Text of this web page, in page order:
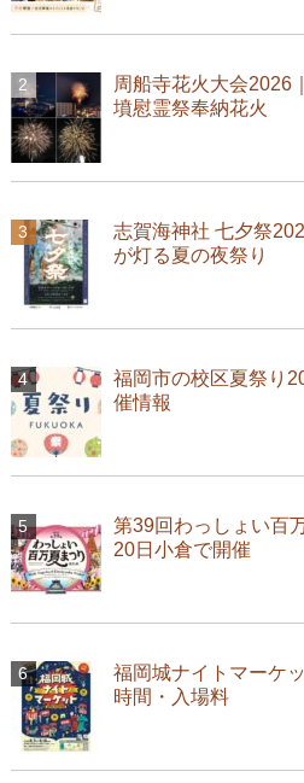
周船寺花火大会2026
墳慰霊祭奉納花火
志賀海神社 七夕祭
が灯る夏の夜祭り
福岡市の校区夏祭り
催情報
第39回わっしょい百
20日小倉で開催
福岡城ナイトマーケ
時間・入場料